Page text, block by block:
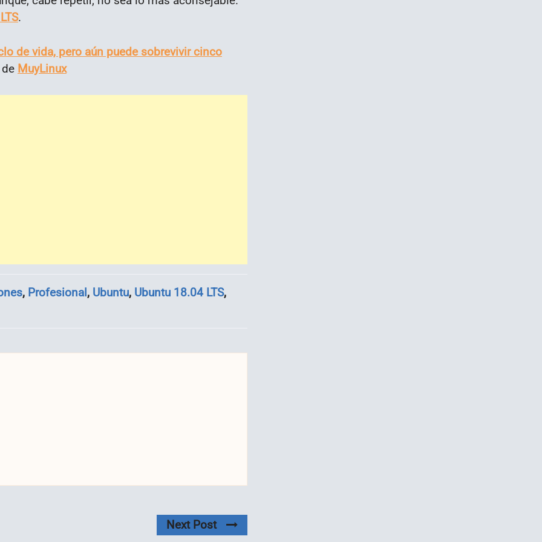
.
de vida, pero aún puede sobrevivir cinco
MuyLinux
, Profesional, Ubuntu, Ubuntu 18.04 LTS,
Next Post